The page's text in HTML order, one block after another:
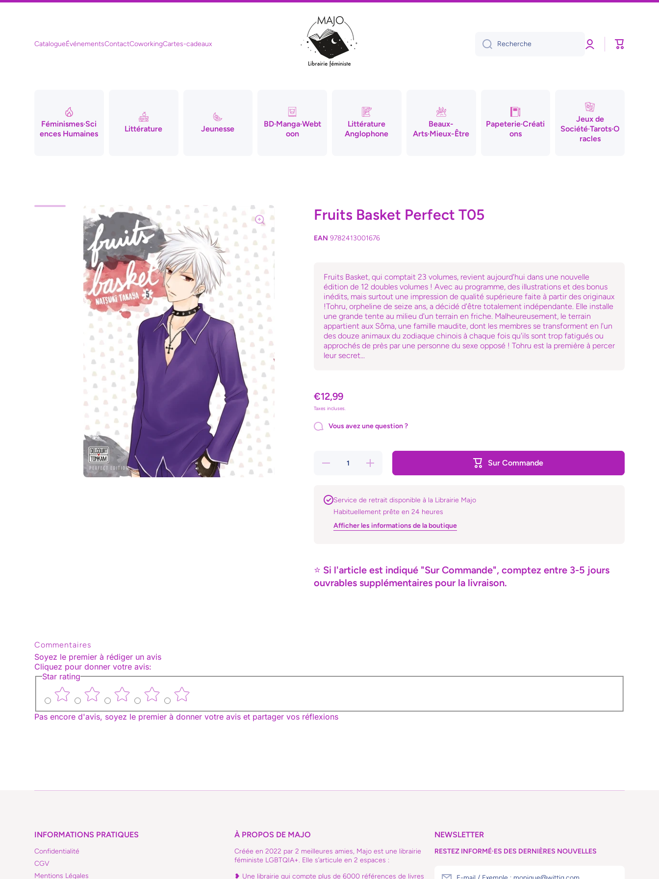
CatalogueÉvénementsContactCoworkingCartes-cadeaux Recherche ConnexionPanier
Féminismes·Sci
ences Humaines
Littérature Jeunesse
BD·Manga·Webt
oon
Littérature
Anglophone
Beaux-
Arts·Mieux-Être
Papeterie·Créati
ons
Jeux de
Société·Tarots·O
racles
Passer aux informations produits Fruits Basket Perfect T05
EAN 9782413001676
Fruits Basket, qui comptait 23 volumes, revient aujourd'hui dans une nouvelle
édition de 12 doubles volumes ! Avec au programme, des illustrations et des bonus
inédits, mais surtout une impression de qualité supérieure faite à partir des originaux
!Tohru, orpheline de seize ans, a décidé d'être totalement indépendante. Elle installe
une grande tente au milieu d'un terrain en friche. Malheureusement, le terrain
appartient aux Sôma, une famille maudite, dont les membres se transforment en l'un
des douze animaux du zodiaque chinois à chaque fois qu'ils sont trop fatigués ou
approchés de près par une personne du sexe opposé ! Tohru est la première à percer
leur secret...
€12,99
Taxes incluses.
Vous avez une question ?
Réduire
Basket
Perfect
T05
Augmenter
la quantité
de Fruits
T05
Sur Commande
Service de retrait disponible à la Librairie Majo
Habituellement prête en 24 heures
Afficher les informations de la boutique
⭐ Si l'article est indiqué "Sur Commande", comptez entre 3-5 jours
ouvrables supplémentaires pour la livraison.
Commentaires
Soyez le premier à rédiger un avis
Cliquez pour donner votre avis:
Star rating
Pas encore d'avis, soyez le premier à donner votre avis et partager vos réflexions
INFORMATIONS PRATIQUES
Confidentialité
CGV
Mentions Légales
À PROPOS DE MAJO
Créée en 2022 par 2 meilleures amies, Majo est une librairie
féministe LGBTQIA+. Elle s’articule en 2 espaces :
❥ Une librairie qui compte plus de 6000 références de livres
NEWSLETTER
RESTEZ INFORMÉ·ES DES DERNIÈRES NOUVELLES